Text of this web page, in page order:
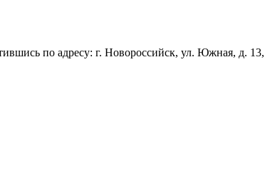
по адресу: г. Новороссийск, ул. Южная, д.